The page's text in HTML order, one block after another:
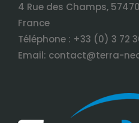
4 Rue des Champs,
France
Téléphone : +33 (0) 3 72
Email: contact@terra-